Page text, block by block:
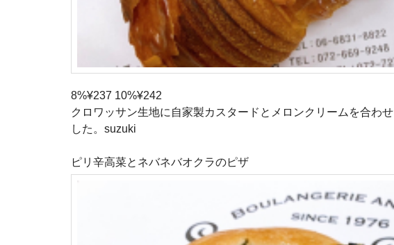
8%¥237 10%¥242
クロワッサン生地に自家製カスタードとメロンクリームを合わ
した。suzuki
ピリ辛高菜とネバネバオクラのピザ